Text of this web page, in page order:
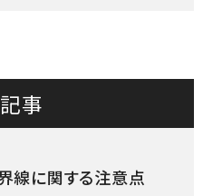
事
線に関する注意点